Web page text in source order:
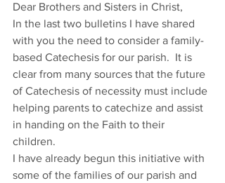
Dear Brothers and Sisters in Christ,
In the last two bulletins I have shared
with you the need to consider a family-
based Catechesis for our parish.  It is
clear from many sources that the future
of Catechesis of necessity must include
helping parents to catechize and assist
in handing on the Faith to their
children.
I have already begun this initiative with
some of the families of our parish and